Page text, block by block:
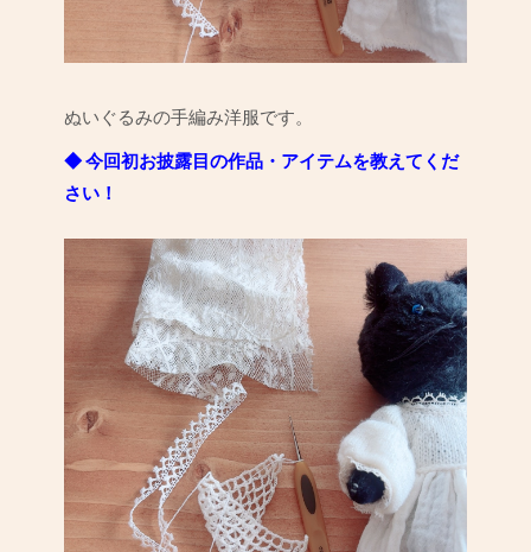
ぬいぐるみの手編み洋服です。
◆ 今回初お披露目の作品・アイテムを教えてくだ
さい！